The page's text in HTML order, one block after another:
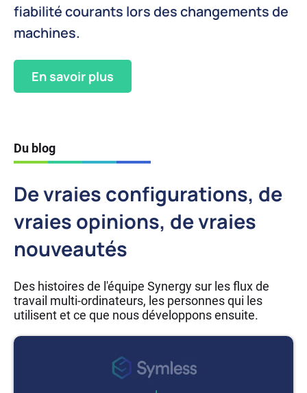
fiabilité courants lors des changements de
machines.
En savoir plus
Du blog
De vraies configurations, de
vraies opinions, de vraies
nouveautés
Des histoires de l'équipe Synergy sur les flux de
travail multi-ordinateurs, les personnes qui les
utilisent et ce que nous développons ensuite.